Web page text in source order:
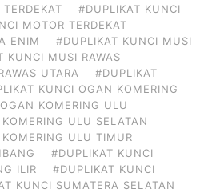
#DUPLIKAT KUNCI
MOTOR TERDEKAT
ENIM
#DUPLIKAT KUNCI MUSI
KUNCI MUSI RAWAS
UTARA
#DUPLIKAT
KUNCI OGAN KOMERING
KOMERING ULU
ULU SELATAN
ULU TIMUR
#DUPLIKAT KUNCI
ILIR
#DUPLIKAT KUNCI
KUNCI SUMATERA SELATAN